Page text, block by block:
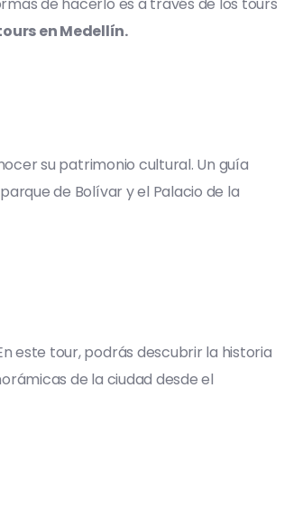
de hacerlo es a través de los tours
en Medellín.
su patrimonio cultural. Un guía
de Bolívar y el Palacio de la
este tour, podrás descubrir la historia
de la ciudad desde el